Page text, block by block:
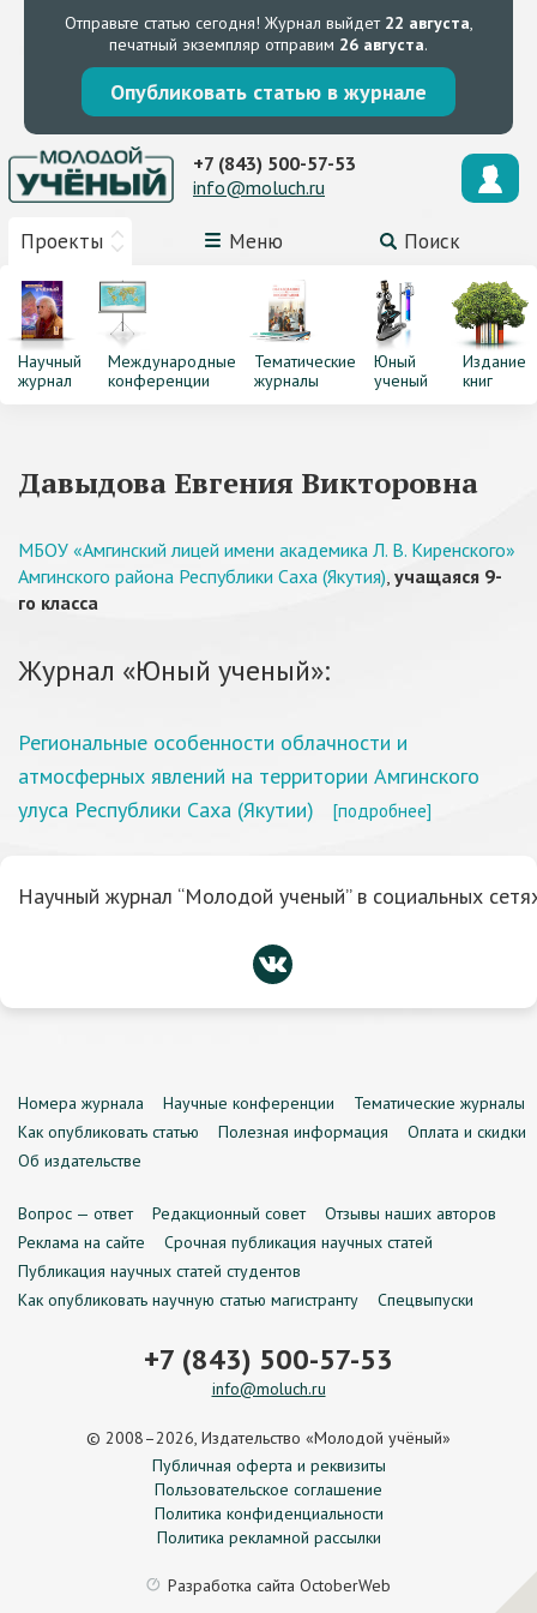
Отправьте статью сегодня! Журнал выйдет 22 августа,
печатный экземпляр отправим 26 августа.
Опубликовать статью в журнале
Проекты Меню Поиск
+7 (843) 500-57-53
info@moluch.ru
Научный
журнал
Международные
конференции
Тематические
журналы
Юный
ученый
Издание
книг
Давыдова Евгения Викторовна
МБОУ «Амгинский лицей имени академика Л. В. Киренского»
Амгинского района Республики Саха (Якутия), учащаяся 9-
го класса
Журнал «Юный ученый»:
Региональные особенности облачности и
атмосферных явлений на территории Амгинского
улуса Республики Саха (Якутии)
[подробнее]
Научный журнал “Молодой ученый” в социальных
Номера журнала Научные конференции
Тематические журналы
Как опубликовать статью
Полезная информация
Оплата и скидки
Об издательстве
Вопрос — ответ Редакционный совет
Отзывы наших авторов
Реклама на сайте
Срочная публикация научных статей
Публикация научных статей студентов
Как опубликовать научную статью магистранту
Спецвыпуски
+7 (843) 500-57-53
info@moluch.ru
© 2008–2026, Издательство «Молодой учёный»
Публичная оферта и реквизиты
Пользовательское соглашение
Политика конфиденциальности
Политика рекламной рассылки
Разработка сайта OctoberWeb